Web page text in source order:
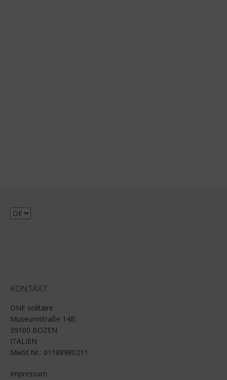
Sprache
KONTAKT
ONE solitaire
Museumstraße 14B
39100 BOZEN
ITALIEN
MwSt.Nr.: 01188980211
Impressum